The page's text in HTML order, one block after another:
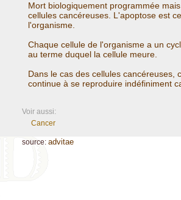
Mort biologiquement programmée
cellules cancéreuses. L'apoptose est
l'organisme.
Chaque cellule de l'organisme a un
au terme duquel la cellule meure.
Dans le cas des cellules
continue à se reproduire indéfiniment
Voir aussi:
Cancer
source: advitae